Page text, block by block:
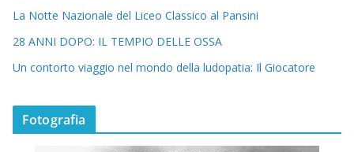
La Notte Nazionale del Liceo Classico al Pansini
28 ANNI DOPO: IL TEMPIO DELLE OSSA
Un contorto viaggio nel mondo della ludopatia: Il Giocatore
Fotografia